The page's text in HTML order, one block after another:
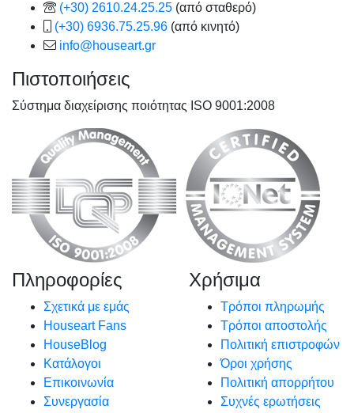
(+30) 2610.24.25.25 (από σταθερό)
(+30) 6936.75.25.96 (από κινητό)
info@houseart.gr
Πιστοποιήσεις
Σύστημα διαχείρισης ποιότητας ISO 9001:2008
Πληροφορίες
Σχετικά με εμάς
Houseart Fans
HouseBlog
Κατάλογοι
Επικοινωνία
Συνεργασία
Χρήσιμα
Τρόποι πληρωμής
Τρόποι αποστολής
Πολιτική επιστροφών
Όροι χρήσης
Πολιτική απορρήτου
Συχνές ερωτήσεις